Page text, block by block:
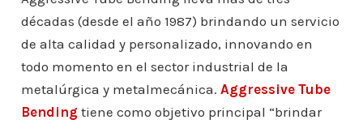
décadas (desde el año 1987) brindando un servicio
de alta calidad y personalizado, innovando en
todo momento en el sector industrial de la
metalúrgica y metalmecánica. Aggressive Tube
Bending tiene como objetivo principal “brindar